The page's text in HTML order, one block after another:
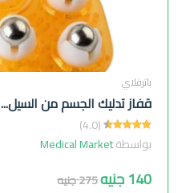
باترفلاي
قفاز تدليك الجسم من السيل...
(4.0)
بواسطةMedical Market
140 جنيه 275 جنيه